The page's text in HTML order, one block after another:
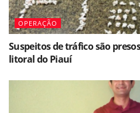
OPERAÇÃO
Suspeitos de tráfico são
litoral do Piauí